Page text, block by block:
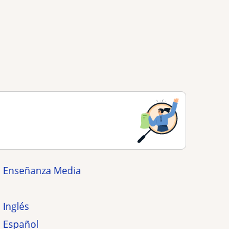
Enseñanza Media
Inglés
Español